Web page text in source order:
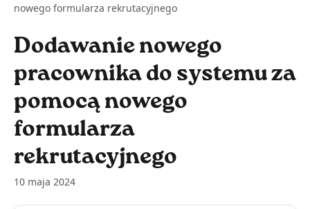
nowego formularza rekrutacyjnego
Dodawanie nowego
pracownika do systemu za
pomocą nowego
formularza
rekrutacyjnego
10 maja 2024